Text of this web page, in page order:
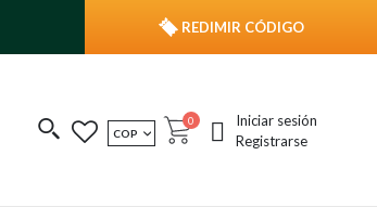
REDIMIR CÓDIGO
MONEDA
COP Cart
0 publicacionesIniciar sesión
Registrarse